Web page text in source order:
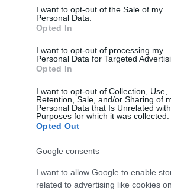
consent section.
I want to opt-out of the Sale of my
Personal Data.
Opted In
I want to opt-out of processing my
Personal Data for Targeted
Opted In
I want to opt-out of Collection, Use,
Retention, Sale, and/or Sharing of
Personal Data that Is Unrelated
Purposes for which it was collected.
Opted Out
Google consents
I want to allow Google to enable
related to advertising like cookies
σας,
ενδιαφέρει τα
στοιχεία: